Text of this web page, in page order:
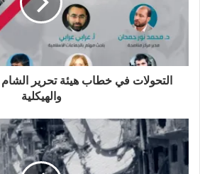
و
ي
ب
ن
التحولات في خطاب هيئة تحرير الشام
والهيكلية